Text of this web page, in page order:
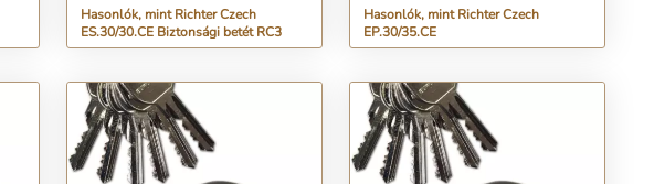
Hasonlók, mint Richter Czech
ES.30/30.CE Biztonsági betét RC3
Hasonlók, mint Richter Czech
EP.30/35.CE